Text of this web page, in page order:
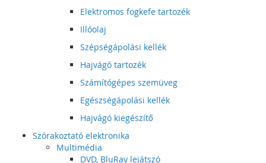
Elektromos fogkefe tartozék
Illóolaj
Szépségápolási kellék
Hajvágó tartozék
Számítógépes szemüveg
Egészségápolási kellék
Hajvágó kiegészítő
Szórakoztató elektronika
Multimédia
DVD, BluRay lejátszó